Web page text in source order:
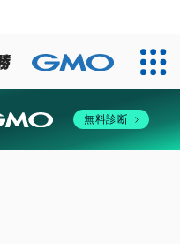
無料診断